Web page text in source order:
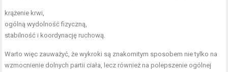
krążenie krwi,
ogólną wydolność fizyczną,
stabilność i koordynację ruchową.
Warto więc zauważyć, że wykroki są znakomitym sposobem nie tylko na
wzmocnienie dolnych partii ciała, lecz również na polepszenie ogólnej